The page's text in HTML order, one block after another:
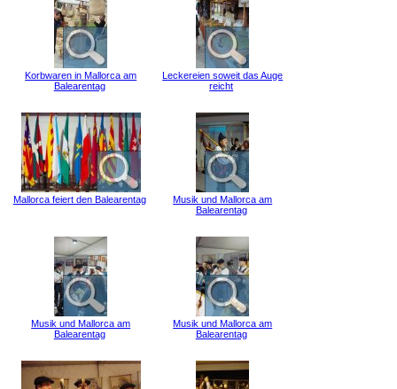
Korbwaren in Mallorca am
Balearentag
Leckereien soweit das Auge
reicht
Mallorca feiert den Balearentag
Musik und Mallorca am
Balearentag
Musik und Mallorca am
Balearentag
Musik und Mallorca am
Balearentag